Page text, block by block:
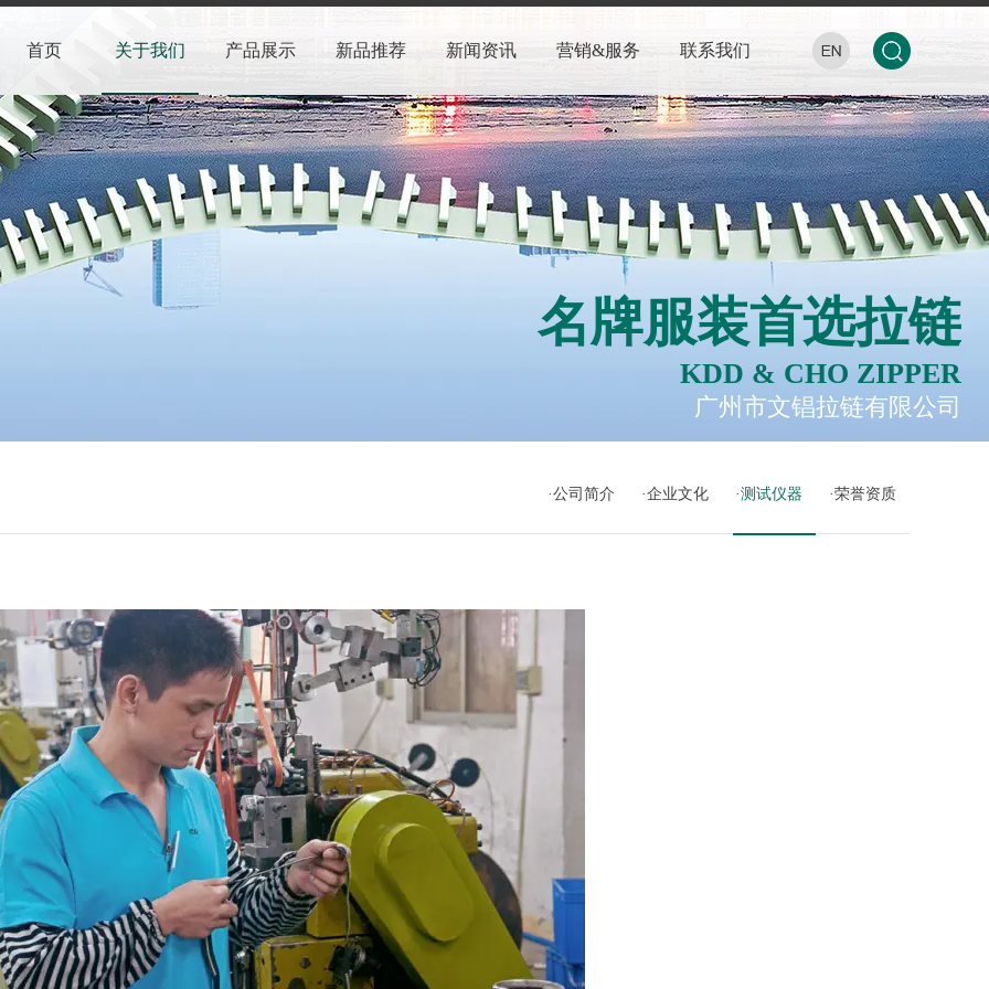
首页 关于我们 产品展示 新品推荐 新闻资讯 营销&服务 联系我们
名牌服装首选拉链
KDD & CHO ZIPPER
广州市文锠拉链有限公司
公司简介 企业文化 测试仪器 荣誉资质